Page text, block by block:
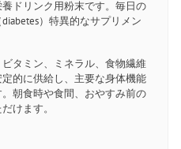
ドリンク用粉末です。毎日の
）特異的なサプリメン
タミン、ミネラル、食物繊維
的に供給し、主要な身体機能
朝食時や食間、おやすみ前の
けます。